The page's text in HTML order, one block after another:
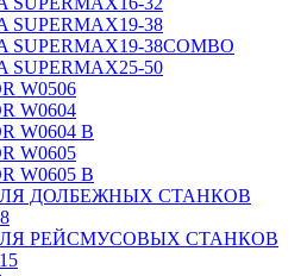
SUPERMAX19-38
SUPERMAX19-38COMBO
SUPERMAX25-50
W0506
W0604
W0604 B
W0605
W0605 B
ДОЛБЕЖНЫХ СТАНКОВ
РЕЙСМУСОВЫХ СТАНКОВ